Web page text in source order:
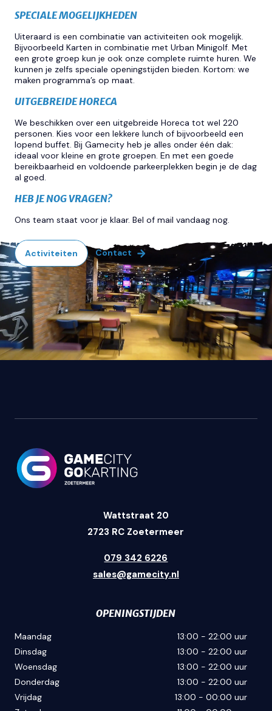
SPECIALE MOGELIJKHEDEN
Uiteraard is een combinatie van activiteiten ook mogelijk.
Bijvoorbeeld Karten in combinatie met Urban Minigolf. Met
een grote groep kun je ook onze complete ruimte huren. We
kunnen je zelfs speciale openingstijden bieden. Kortom: we
maken programma’s op maat.
UITGEBREIDE HORECA
We beschikken over een uitgebreide Horeca tot wel 220
personen. Kies voor een lekkere lunch of bijvoorbeeld een
lopend buffet. Bij Gamecity heb je alles onder één dak:
ideaal voor kleine en grote groepen. En met een goede
bereikbaarheid en voldoende parkeerplekken begin je de dag
al goed.
HEB JE NOG VRAGEN?
Ons team staat voor je klaar. Bel of mail vandaag nog.
Activiteiten Contact
Wattstraat 20
2723 RC Zoetermeer
079 342 6226
sales@gamecity.nl
OPENINGSTIJDEN
Maandag
13:00 - 22:00 uur
Dinsdag
13:00 - 22:00 uur
Woensdag
13:00 - 22:00 uur
Donderdag
13:00 - 22:00 uur
Vrijdag
13:00 - 00:00 uur